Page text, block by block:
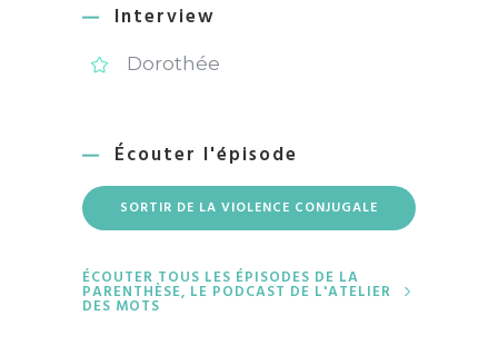
Interview
Dorothée
Écouter l'épisode
SORTIR DE LA VIOLENCE CONJUGALE
ÉCOUTER TOUS LES ÉPISODES DE LA
PARENTHÈSE, LE PODCAST DE L'ATELIER
DES MOTS